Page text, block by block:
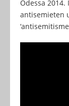
Odessa
antisemieten